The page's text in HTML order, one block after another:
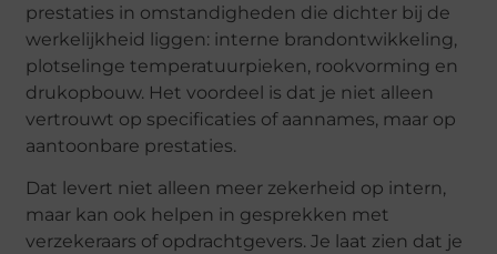
prestaties in omstandigheden die dichter bij de
werkelijkheid liggen: interne brandontwikkeling,
plotselinge temperatuurpieken, rookvorming en
drukopbouw. Het voordeel is dat je niet alleen
vertrouwt op specificaties of aannames, maar op
aantoonbare prestaties.
Dat levert niet alleen meer zekerheid op intern,
maar kan ook helpen in gesprekken met
verzekeraars of opdrachtgevers. Je laat zien dat je